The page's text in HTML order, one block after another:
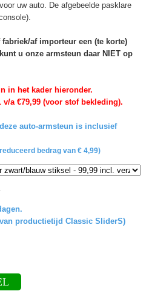
uw auto. De afgebeelde pasklare
af importeur een (te korte)
u onze armsteun daar NIET op
in het kader hieronder.
a €79,99 (voor stof bekleding).
auto-armsteun is inclusief
bedrag van € 4,99)
productietijd Classic SliderS)